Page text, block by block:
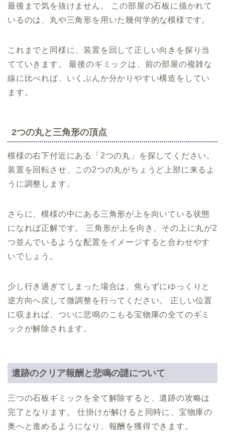
最後まで気を抜けません。 この部屋の石板に描かれて
いるのは、丸や三角形を用いた幾何学的な模様です。
これまでと同様に、装置を回して正しい向きを探り当
てていきます。 最後のギミックは、前の部屋の複雑な
線に比べれば、いくぶんか分かりやすい構造をしてい
ます。
2つの丸と三角形の頂点
模様の右下付近にある「2つの丸」を探してください。
装置を回転させ、この2つの丸がちょうど上部に来るよ
うに調整します。
さらに、模様の中にある三角形が上を向いている状態
になれば正解です。 三角形が上を向き、その上に丸が2
つ並んでいるような配置をイメージすると合わせやす
いでしょう。
少し行き過ぎてしまった場合は、焦らずにゆっくりと
逆方向へ戻して微調整を行ってください。 正しい位置
に収まれば、ついに悲鳴のこもる宝物庫の全てのギミ
ックが解除されます。
遺跡のクリア報酬と悲鳴の謎について
三つの石板ギミックを全て解除すると、遺跡の攻略は
完了となります。 仕掛けが解けると同時に、宝物庫の
奥へと進めるようになり、報酬を獲得できます。